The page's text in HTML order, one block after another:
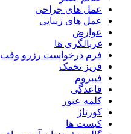
عمل های جراحی
عمل های زیبایی
عوارض
غربالگری ها
فرم درخواست رزرو وقت
فریز تخمک
فیبروم
قاعدگی
کلمه عبور
کورتاژ
کیست ها